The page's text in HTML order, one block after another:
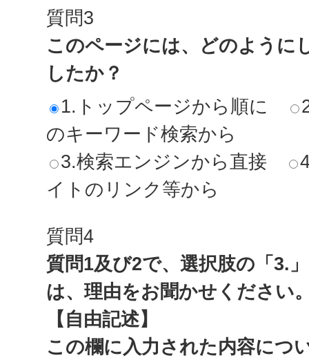
質問3
このページには、どのように
したか？
1.トップページから順に
のキーワード検索から
3.検索エンジンから直接
イトのリンク等から
質問4
質問1及び2で、選択肢の「3.
は、理由をお聞かせください
【自由記述】
この欄に入力された内容につ